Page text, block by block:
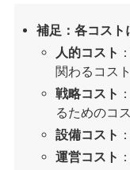
補足：各コスト
人的コスト
関わるコスト
戦略コスト
るためのコ
設備コスト
運営コスト